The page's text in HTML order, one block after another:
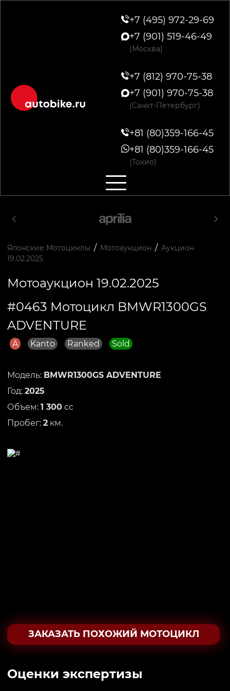
+7 (495) 972-29-69
+7 (901) 519-46-49
(Москва)
+7 (812) 970-75-38
+7 (901) 970-75-38
(Санкт-Петербург)
+81 (80)359-166-45
+81 (80)359-166-45
(Токио)
Японские Мотоциклы / Мотоаукцион / Аукцион
19.02.2025
Мотоаукцион 19.02.2025
#0463 Мотоцикл BMWR1300GS
ADVENTURE
A Kanto Ranked Sold
Модель: BMWR1300GS ADVENTURE
Год: 2025
Объем: 1 300 сс
Пробег: 2 км.
ЗАКАЗАТЬ ПОХОЖИЙ МОТОЦИКЛ
Oценки экспертизы